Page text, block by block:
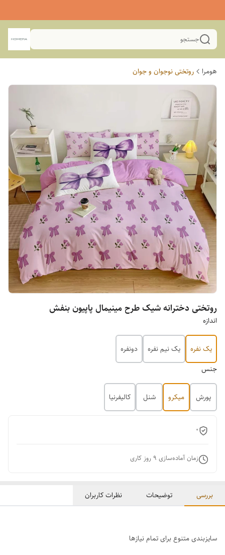
جستجو
هومرا روتختی نوجوان و جوان
روتختی دخترانه شیک طرح مینیمال پاپیون بنفش
اندازه
یک نفره یک نیم نفره
دونفره
جنس
پورش میکرو شنل کالیفرنیا
0
زمان آماده‌سازی 9 روز کاری
بررسی توضیحات نظرات کاربران
سایزبندی متنوع برای تمام نیازها